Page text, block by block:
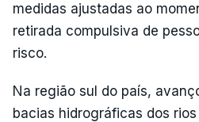
medidas ajustadas ao
retirada compulsiva de
risco.
Na região sul do país,
bacias hidrográficas dos